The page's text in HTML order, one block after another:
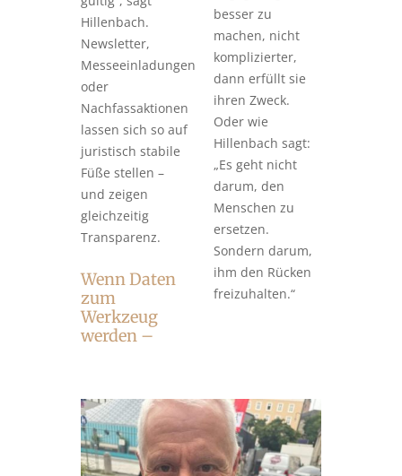
Hillenbach.
Newsletter,
Messeeinladungen
oder
Nachfassaktionen
lassen sich so auf
juristisch stabile
Füße stellen –
und zeigen
gleichzeitig
Transparenz.
Wenn Daten
zum
Werkzeug
werden –
besser zu
machen, nicht
komplizierter,
dann erfüllt sie
ihren Zweck.
Oder wie
Hillenbach sagt:
„Es geht nicht
darum, den
Menschen zu
ersetzen.
Sondern darum,
ihm den Rücken
freizuhalten.“